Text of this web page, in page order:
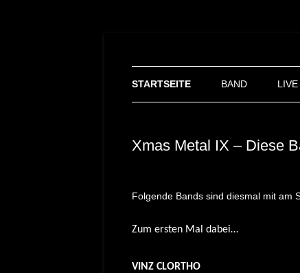
STARTSEITE BAND LIVE
Xmas Metal IX – Diese
Folgende Bands sind diesmal mit am
Zum ersten Mal dabei…
V INZ CLORTHO